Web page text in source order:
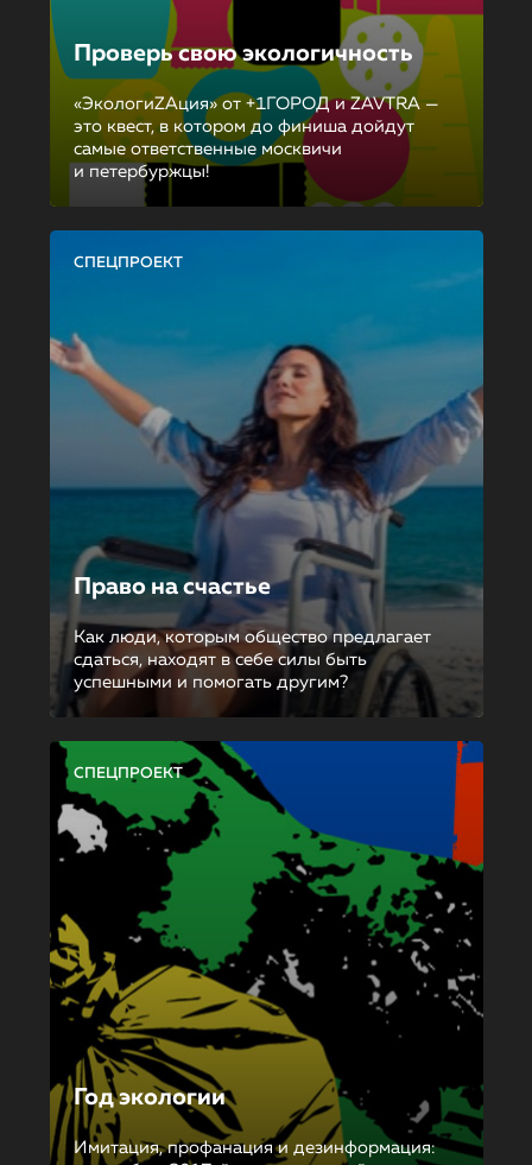
Проверь свою экологичность
«ЭкологиZAция» от +1ГОРОД и ZAVTRA —
это квест, в котором до финиша дойдут
самые ответственные москвичи
и петербуржцы!
СПЕЦПРОЕКТ
Право на счастье
Как люди, которым общество предлагает
сдаться, находят в себе силы быть
успешными и помогать другим?
СПЕЦПРОЕКТ
Год экологии
Имитация, профанация и дезинформация: